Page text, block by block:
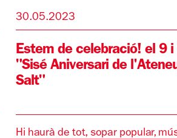
30.05.2023
Estem de celebració! el 9 i
"Sisé Aniversari de
Salt"
Hi haurà de tot, sopar popular,